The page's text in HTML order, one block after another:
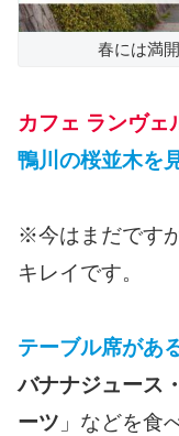
春には満
カフェ ランヴェ
鴨川の桜並木を
※今はまだです
キレイです。
テーブル席があ
バナナジュース
ーツ 」などを食